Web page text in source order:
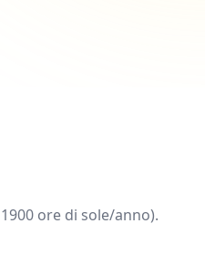
1900 ore di sole/anno).